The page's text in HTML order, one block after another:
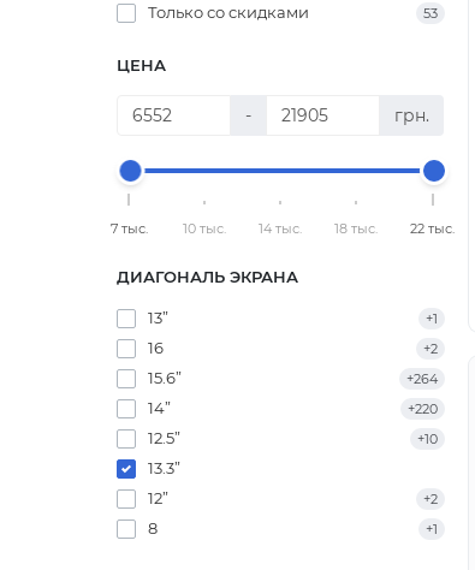
Только со cкидками 53
ЦЕНА
- грн.
7 тыс. 10 тыс. 14 тыс. 18 тыс. 22 тыс.
ДИАГОНАЛЬ ЭКРАНА
13” +1
16 +2
15.6” +264
14” +220
12.5” +10
13.3”
12”
+2
8 +1